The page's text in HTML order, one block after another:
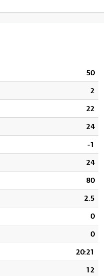
50
2
22
24
-1
24
80
2.5
0
0
20:21
12